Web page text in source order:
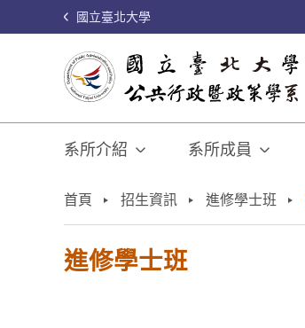
國立臺北大學
系所介紹 系所成員
首頁 招生資訊 進修學士班
進修學士班